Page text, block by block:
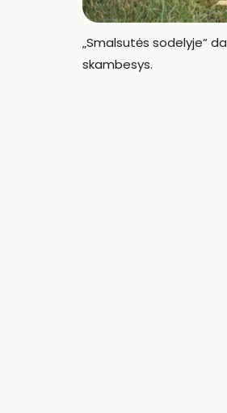
„Smalsutės sodelyje“
skambesys.